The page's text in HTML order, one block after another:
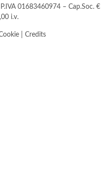
01683460974 – Cap.Soc. €
i.v.
| Credits